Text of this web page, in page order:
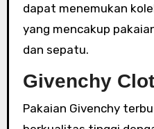
dapat menemukan
yang mencakup
dan sepatu.
Givenchy
Pakaian Givenchy